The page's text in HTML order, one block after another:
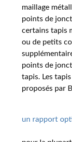
maillage
points de
certains tapis
ou de petits
points de
tapis. Les
proposés par
un rapport